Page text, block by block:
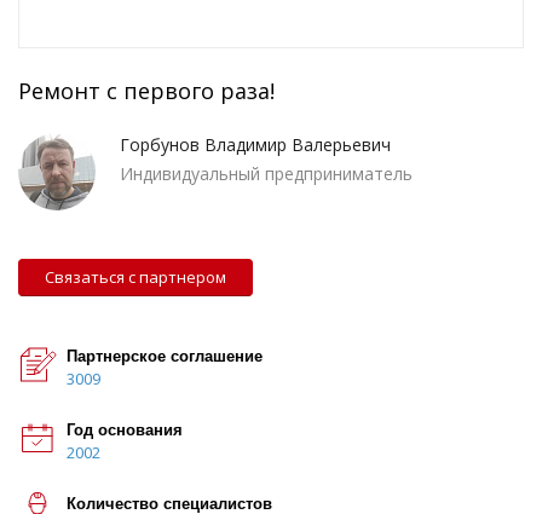
Ремонт с первого раза!
Горбунов Владимир Валерьевич
Индивидуальный предприниматель
Связаться с партнером
Партнерское соглашение
3009
Год основания
2002
Количество специалистов